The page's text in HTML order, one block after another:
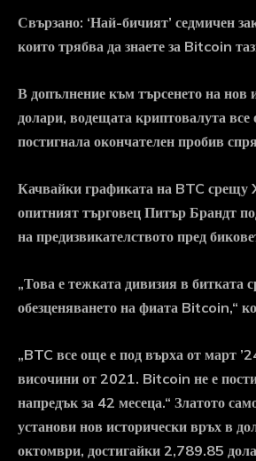
Свързано: ‘Най-бичият’ седмичен
които трябва да знаете за Bitcoin
В допълнение към търсенето на нов
долари, водещата криптовалута все
постигнала окончателен пробив
Качвайки графиката на BTC срещу
опитният търговец Питър Брандт
на предизвикателството пред
„Това е тежката дивизия в битката
обезценяването на фиата Bitcoin,“
„BTC все още е под върха от март
височини от 2021. Bitcoin не е
напредък за 42 месеца.“ Златото
установи нов исторически връх в
октомври, достигайки 2,789.85